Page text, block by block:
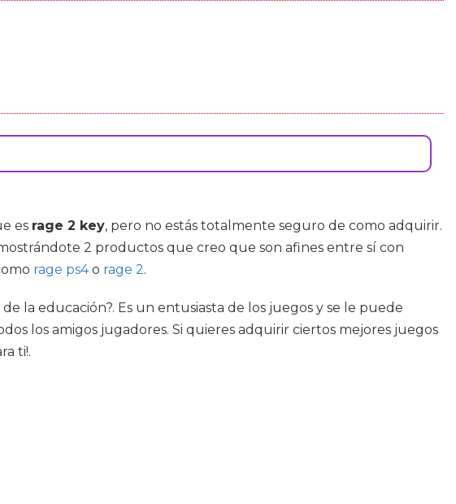
es rage 2 key, pero no estás totalmente seguro de como adquirir.
2 productos que creo que son afines entre sí con
rage ps4o rage 2.
la educación?. Es un entusiasta de los juegos y se le puede
los amigos jugadores. Si quieres adquirir ciertos mejores juegos
ti!.